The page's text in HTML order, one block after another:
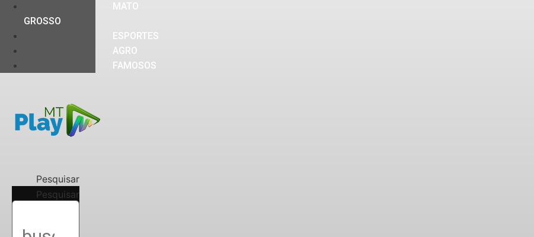
MATO
GROSSO
ESPORTES
AGRO
FAMOSOS
Pesquisar
Pesquisar